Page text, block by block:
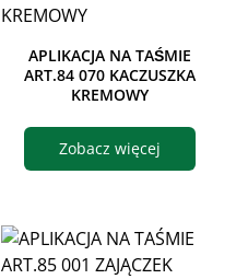
APLIKACJA NA TAŚMIE
ART.84 070 KACZUSZKA
KREMOWY
Zobacz więcej